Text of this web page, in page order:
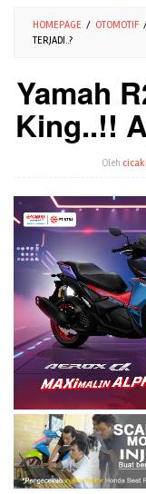
HOMEPAGE / OTOMOTIF
TERJADI..?
Yamah
King..!!
Oleh